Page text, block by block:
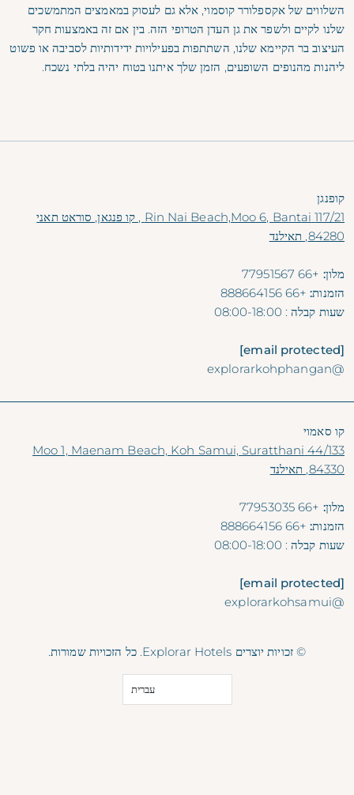
השלווים של אקספלורר קוסמוי, אלא גם לעסוק במאמצים המתמשכים
שלנו לקיים ולשפר את גן העדן הטרופי הזה. בין אם זה באמצעות חקר
העיצוב בר הקיימא שלנו, השתתפות בפעילויות ידידותיות לסביבה או פשוט
ליהנות מהנופים השופעים, הזמן שלך איתנו בטוח יהיה בלתי נשכח.
קופנגן
117/21 Rin Nai Beach,Moo 6, Bantai , קו פנגאן, סוראט תאני
84280, תאילנד
מלון: +66 77951567
הזמנות: +66 888664156
שעות קבלה: 08:00-18:00
[email protected]
@explorarkohphangan
קו סאמוי
44/133 Moo 1, Maenam Beach, Koh Samui, Suratthani
84330, תאילנד
מלון: +66 77953035
הזמנות: +66 888664156
שעות קבלה: 08:00-18:00
[email protected]
@explorarkohsamui
© זכויות יוצרים Explorar Hotels. כל הזכויות שמורות.
עברית